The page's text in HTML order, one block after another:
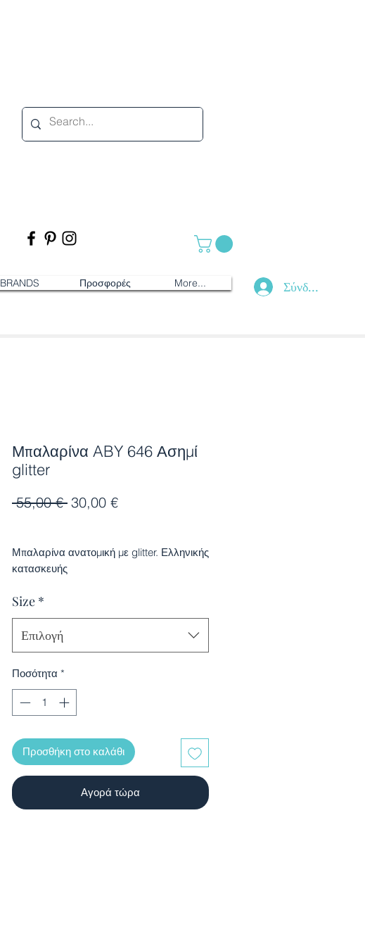
BRANDS Προσφορές More... Σύνδεση
Μπαλαρίνα ABY 646 Ασημί
glitter
55,00 € Κανονική
30,00 €Τιμή
Μπαλαρίνα ανατομική με glitter. Ελληνικής
κατασκευής
Size *
Επιλογή
Ποσότητα *
Προσθήκη στο καλάθι
Αγορά τώρα